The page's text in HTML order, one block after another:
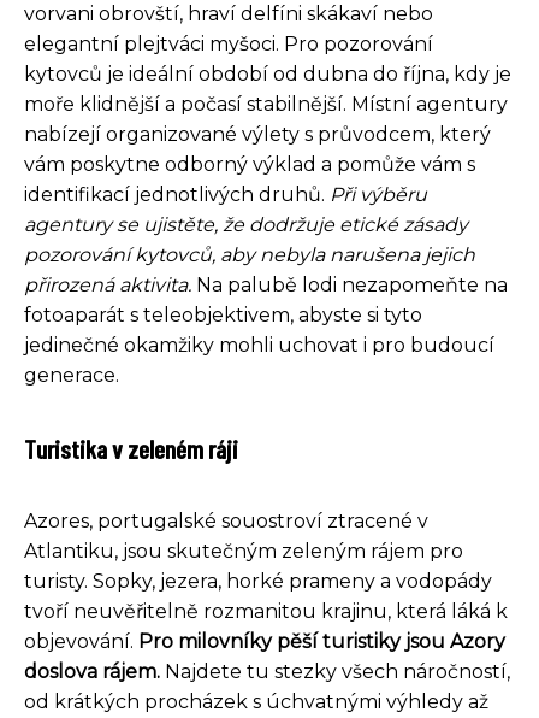
vorvani obrovští, hraví delfíni skákaví nebo
elegantní plejtváci myšoci. Pro pozorování
kytovců je ideální období od dubna do října, kdy je
moře klidnější a počasí stabilnější. Místní agentury
nabízejí organizované výlety s průvodcem, který
vám poskytne odborný výklad a pomůže vám s
identifikací jednotlivých druhů. Při výběru
agentury se ujistěte, že dodržuje etické zásady
pozorování kytovců, aby nebyla narušena jejich
přirozená aktivita. Na palubě lodi nezapomeňte na
fotoaparát s teleobjektivem, abyste si tyto
jedinečné okamžiky mohli uchovat i pro budoucí
generace.
Turistika v zeleném ráji
Azores, portugalské souostroví ztracené v
Atlantiku, jsou skutečným zeleným rájem pro
turisty. Sopky, jezera, horké prameny a vodopády
tvoří neuvěřitelně rozmanitou krajinu, která láká k
objevování. Pro milovníky pěší turistiky jsou Azory
doslova rájem. Najdete tu stezky všech náročností,
od krátkých procházek s úchvatnými výhledy až